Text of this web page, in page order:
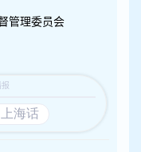
管理委员会